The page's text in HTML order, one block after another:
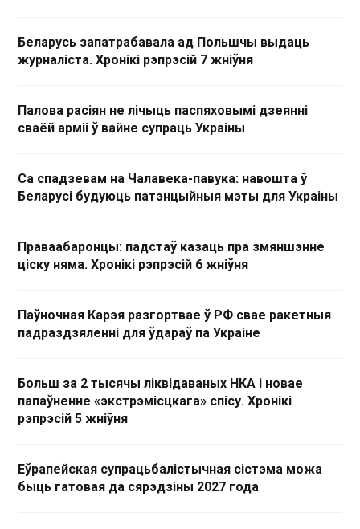
Беларусь запатрабавала ад Польшчы выдаць
журналіста. Хронікі рэпрэсій 7 жніўня
Палова расіян не лічыць паспяховымі дзеянні
сваёй арміі ў вайне супраць Украіны
Са спадзевам на Чалавека-павука: навошта ў
Беларусі будуюць патэнцыйныя мэты для Украіны
Праваабаронцы: падстаў казаць пра змяншэнне
ціску няма. Хронікі рэпрэсій 6 жніўня
Паўночная Карэя разгортвае ў РФ свае ракетныя
падраздзяленні для ўдараў па Украіне
Больш за 2 тысячы ліквідаваных НКА і новае
папаўненне «экстрэмісцкага» спісу. Хронікі
рэпрэсій 5 жніўня
Еўрапейская супрацьбалістычная сістэма можа
быць гатовая да сярэдзіны 2027 года